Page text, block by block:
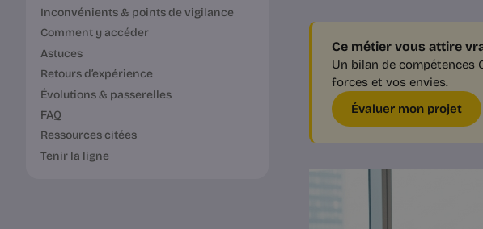
Inconvénients & points de vigilance
Comment y accéder
Astuces
Retours d’expérience
Évolutions & passerelles
FAQ
Ressources citées
Tenir la ligne
Ce métier vous attire
Un bilan de compétences
forces et vos envies.
Évaluer mon projet